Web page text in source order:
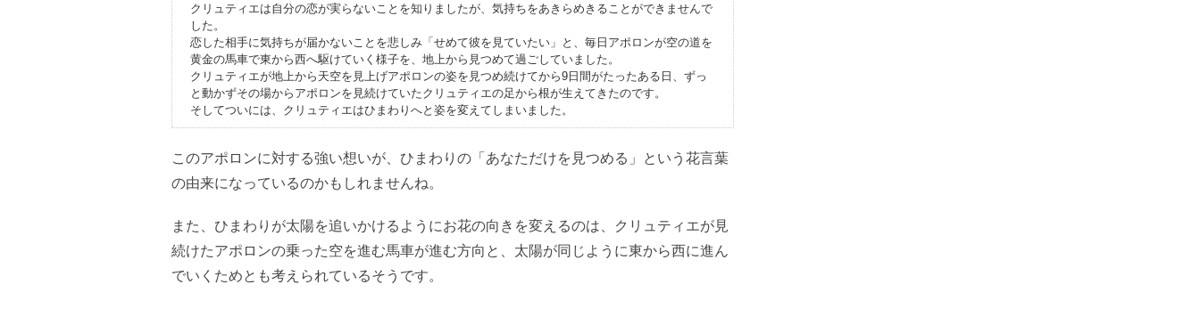
クリュティエは自分の恋が実らないことを知りましたが、気持ちをあきらめきることができませんで
した。
恋した相手に気持ちが届かないことを悲しみ「せめて彼を見ていたい」と、毎日アポロンが空の道を
黄金の馬車で東から西へ駆けていく様子を、地上から見つめて過ごしていました。
クリュティエが地上から天空を見上げアポロンの姿を見つめ続けてから9日間がたったある日、ずっ
と動かずその場からアポロンを見続けていたクリュティエの足から根が生えてきたのです。
そしてついには、クリュティエはひまわりへと姿を変えてしまいました。
このアポロンに対する強い想いが、ひまわりの「あなただけを見つめる」という花言葉
の由来になっているのかもしれませんね。
また、ひまわりが太陽を追いかけるようにお花の向きを変えるのは、クリュティエが見
続けたアポロンの乗った空を進む馬車が進む方向と、太陽が同じように東から西に進ん
でいくためとも考えられているそうです。